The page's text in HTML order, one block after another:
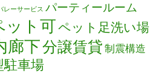
レーサービス パーティールーム
ット可ペット足洗い場
廊下分譲賃貸制震構造
駐車場